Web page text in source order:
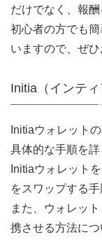
だけでなく、報
初心者の方でも
いますので、ぜひ
Initia（インテ
Initiaウォレット
具体的な手順を詳
Initiaウォレット
をスワップする手
また、ウォレッ
携させる方法につ